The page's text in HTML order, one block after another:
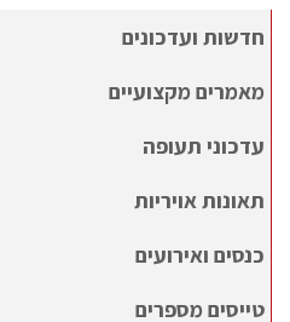
חדשות ועדכונים
מאמרים מקצועיים
עדכוני תעופה
תאונות אויריות
כנסים ואירועים
טייסים מספרים